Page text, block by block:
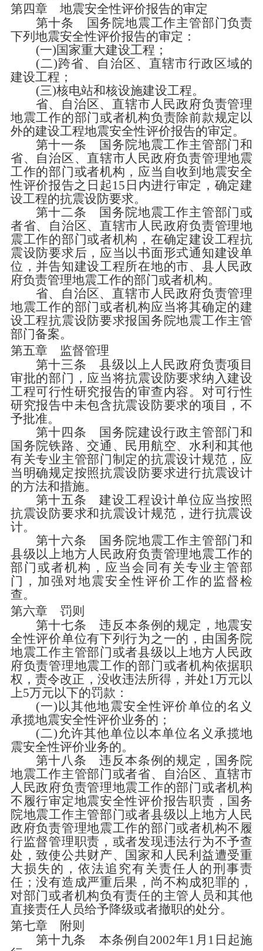
第四章 地震安全性评价报告的审定
第十条 国务院地震工作主管部门负责
下列地震安全性评价报告的审定：
(一)国家重大建设工程；
(二)跨省、自治区、直辖市行政区域的
建设工程；
(三)核电站和核设施建设工程。
省、自治区、直辖市人民政府负责管理
地震工作的部门或者机构负责除前款规定以
外的建设工程地震安全性评价报告的审定。
第十一条 国务院地震工作主管部门和
省、自治区、直辖市人民政府负责管理地震
工作的部门或者机构，应当自收到地震安全
性评价报告之日起15 日内进行审定，确定建
设工程的抗震设防要求。
第十二条 国务院地震工作主管部门或
者省、自治区、直辖市人民政府负责管理地
震工作的部门或者机构，在确定建设工程抗
震设防要求后，应当以书面形式通知建设单
位，并告知建设工程所在地的市、县人民政
府负责管理地震工作的部门或者机构。
省、自治区、直辖市人民政府负责管理
地震工作的部门或者机构应当将其确定的建
设工程抗震设防要求报国务院地震工作主管
部门备案。
第五章 监督管理
第十三条 县级以上人民政府负责项目
审批的部门，应当将抗震设防要求纳入建设
工程可行性研究报告的审查内容。对可行性
研究报告中未包含抗震设防要求的项目，不
予批准。
第十四条 国务院建设行政主管部门和
国务院铁路、交通、民用航空、水利和其他
有关专业主管部门制定的抗震设计规范，应
当明确规定按照抗震设防要求进行抗震设计
的方法和措施。
第十五条 建设工程设计单位应当按照
抗震设防要求和抗震设计规范，进行抗震设
计。
第十六条 国务院地震工作主管部门和
县级以上地方人民政府负责管理地震工作的
部门或者机构，应当会同有关专业主管部
门，加强对地震安全性评价工作的监督检
查。
第六章 罚则
第十七条 违反本条例的规定，地震安
全性评价单位有下列行为之一的，由国务院
地震工作主管部门或者县级以上地方人民政
府负责管理地震工作的部门或者机构依据职
权，责令改正，没收违法所得，并处1万元以
上5万元以下的罚款：
(一) 以其他地震安全性评价单位的名义
承揽地震安全性评价业务的；
(二)允许其他单位以本单位名义承揽地
震安全性评价业务的。
第十八条 违反本条例的规定，国务院
地震工作主管部门或者省、自治区、直辖市
人民政府负责管理地震工作的部门或者机构
不履行审定地震安全性评价报告职责，国务
院地震工作主管部门或者县级以上地方人民
政府负责管理地震工作的部门或者机构不履
行监督管理职责，或者发现违法行为不予查
处，致使公共财产、国家和人民利益遭受重
大损失的，依法追究有关责任人的刑事责
任；没有造成严重后果，尚不构成犯罪的，
对部门或者机构负有责任的主管人员和其他
直接责任人员给予降级或者撤职的处分。
第七章 附则
第十九条 本条例自 2002年1 月 1 日起施